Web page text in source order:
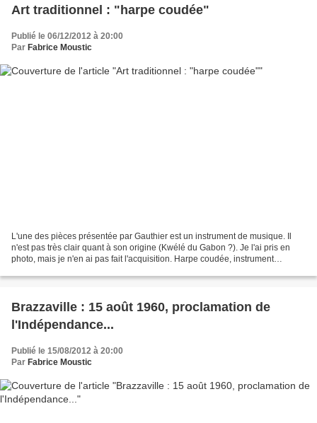
Art traditionnel : "harpe coudée"
Publié le 06/12/2012 à 20:00
Par Fabrice Moustic
L'une des pièces présentée par Gauthier est un instrument de musique. Il
n'est pas très clair quant à son origine (Kwélé du Gabon ?). Je l'ai pris en
photo, mais je n'en ai pas fait l'acquisition. Harpe coudée, instrument
Brazzaville : 15 août 1960, proclamation de
l'Indépendance...
Publié le 15/08/2012 à 20:00
Par Fabrice Moustic